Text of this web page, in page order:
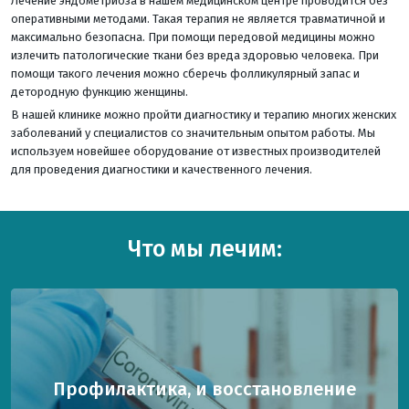
оперативными методами. Такая терапия не является травматичной и
максимально безопасна. При помощи передовой медицины можно
излечить патологические ткани без вреда здоровью человека. При
помощи такого лечения можно сберечь фолликулярный запас и
детородную функцию женщины.
В нашей клинике можно пройти диагностику и терапию многих женских
заболеваний у специалистов со значительным опытом работы. Мы
используем новейшее оборудование от известных производителей
для проведения диагностики и качественного лечения.
Что мы лечим:
Профилактика, и восстановление